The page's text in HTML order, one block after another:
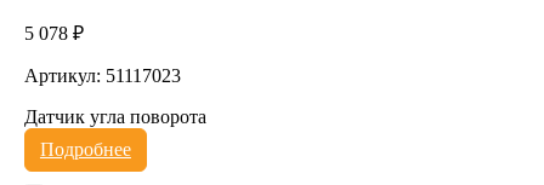
5 078 ₽
Артикул: 51117023
Датчик угла поворота
Подробнее